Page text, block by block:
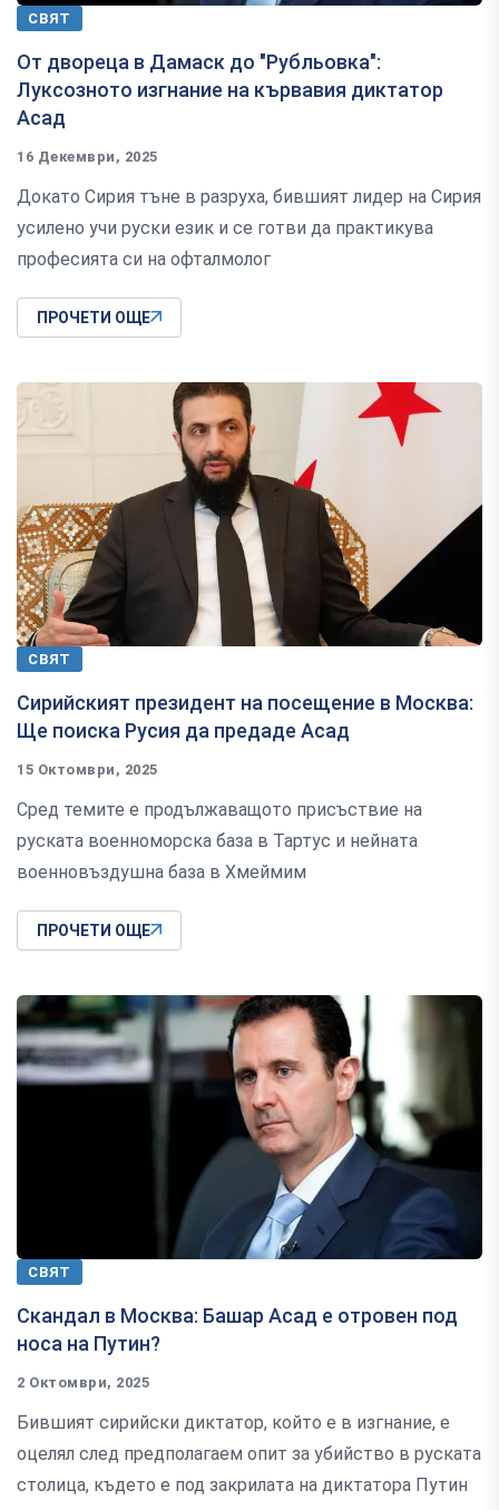
СВЯТ
От двореца в Дамаск до "Рубльовка":
Луксозното изгнание на кървавия диктатор
Асад
16 Декември, 2025
Докато Сирия тъне в разруха, бившият лидер на Сирия
усилено учи руски език и се готви да практикува
професията си на офталмолог
ПРОЧЕТИ ОЩЕ
СВЯТ
Сирийският президент на посещение в Москва:
Ще поиска Русия да предаде Асад
15 Октомври, 2025
Сред темите е продължаващото присъствие на
руската военноморска база в Тартус и нейната
военновъздушна база в Хмеймим
ПРОЧЕТИ ОЩЕ
СВЯТ
Скандал в Москва: Башар Асад е отровен под
носа на Путин?
2 Октомври, 2025
Бившият сирийски диктатор, който е в изгнание, е
оцелял след предполагаем опит за убийство в руската
столица, където е под закрилата на диктатора Путин